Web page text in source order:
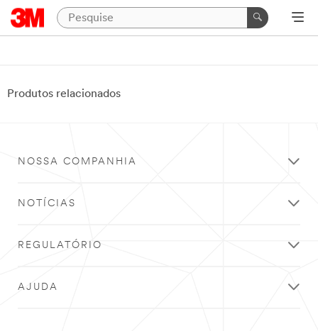
Produtos relacionados
NOSSA COMPANHIA
NOTÍCIAS
REGULATÓRIO
AJUDA